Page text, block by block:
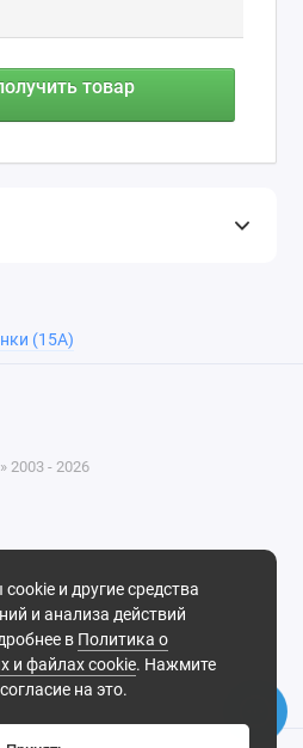
товар
(15А)
и другие средства
и анализа действий
в Политика о
и файлах cookie. Нажмите
на это.
2003 - 2026